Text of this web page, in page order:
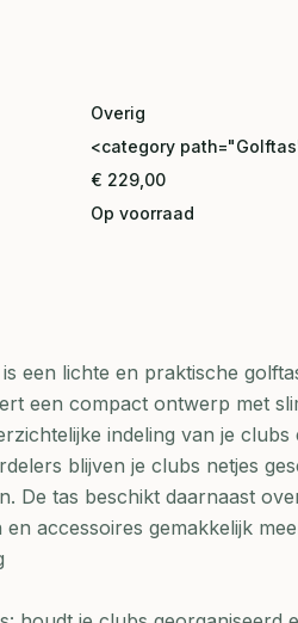
Overig
<category
€ 229,00
Op voorraad
een lichte en praktische
een compact ontwerp met
indeling van je clubs
blijven je clubs netjes
De tas beschikt daarnaast
accessoires gemakkelijk